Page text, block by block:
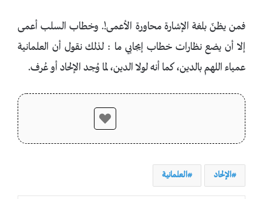
فمن يظنّ بلغة الإشارة محاورة الأعمى!. وخطاب السلب أعمى
إلا أن يضع نظارات خطاب إيجابي ما : لذلك نقول أن العلمانية
عمياء اللهم بالدين، كما أنه لولا الدين، لما وُجد الإلحاد أو عُرف.
الإلحاد العلمانية